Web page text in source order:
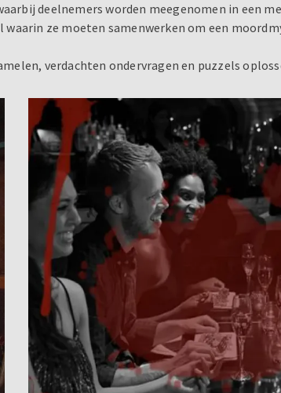
deelnemers worden meegenomen in een
ze moeten samenwerken om een
verdachten ondervragen en puzzels